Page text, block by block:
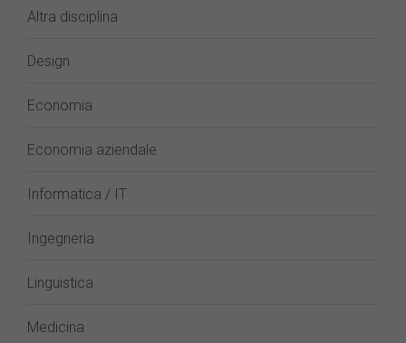
Altra disciplina
Design
Economia
Economia aziendale
Informatica / IT
Ingegneria
Linguistica
Medicina